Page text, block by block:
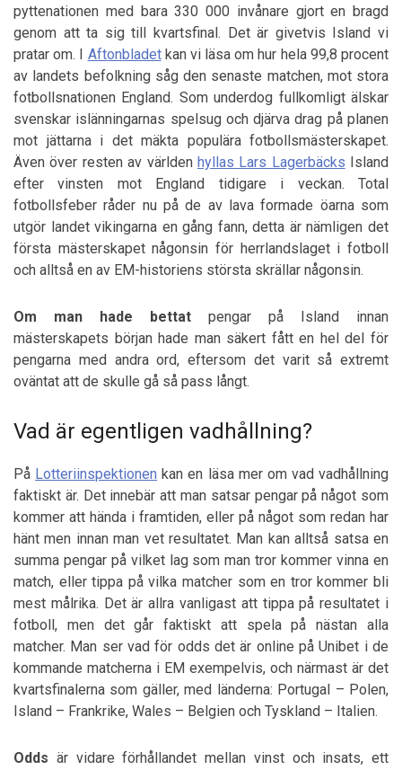
pyttenationen med bara 330 000 invånare gjort en bragd
genom att ta sig till kvartsfinal. Det är givetvis Island vi
pratar om. I Aftonbladetkan vi läsa om hur hela 99,8 procent
av landets befolkning såg den senaste matchen, mot stora
fotbollsnationen England. Som underdog fullkomligt älskar
svenskar islänningarnas spelsug och djärva drag på planen
mot jättarna i det mäkta populära fotbollsmästerskapet.
Även över resten av världen hyllas Lars Lagerbäcks Island
efter vinsten mot England tidigare i veckan. Total
fotbollsfeber råder nu på de av lava formade öarna som
utgör landet vikingarna en gång fann, detta är nämligen det
första mästerskapet någonsin för herrlandslaget i fotboll
och alltså en av EM-historiens största skrällar någonsin.
Om man hade bettat pengar på Island innan
mästerskapets början hade man säkert fått en hel del för
pengarna med andra ord, eftersom det varit så extremt
oväntat att de skulle gå så pass långt.
Vad är egentligen vadhållning?
På Lotteriinspektionen kan en läsa mer om vad vadhållning
faktiskt är. Det innebär att man satsar pengar på något som
kommer att hända i framtiden, eller på något som redan har
hänt men innan man vet resultatet. Man kan alltså satsa en
summa pengar på vilket lag som man tror kommer vinna en
match, eller tippa på vilka matcher som en tror kommer bli
mest målrika. Det är allra vanligast att tippa på resultatet i
fotboll, men det går faktiskt att spela på nästan alla
matcher. Man ser vad för odds det är online på Unibet i de
kommande matcherna i EM exempelvis, och närmast är det
kvartsfinalerna som gäller, med länderna: Portugal – Polen,
Island – Frankrike, Wales – Belgien och Tyskland – Italien.
Odds är vidare förhållandet mellan vinst och insats, ett